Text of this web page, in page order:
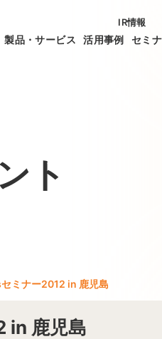
製品・サービス 活用事例 セミ
IR情報
ト
ミナー2012 in 鹿児島
in 鹿児島